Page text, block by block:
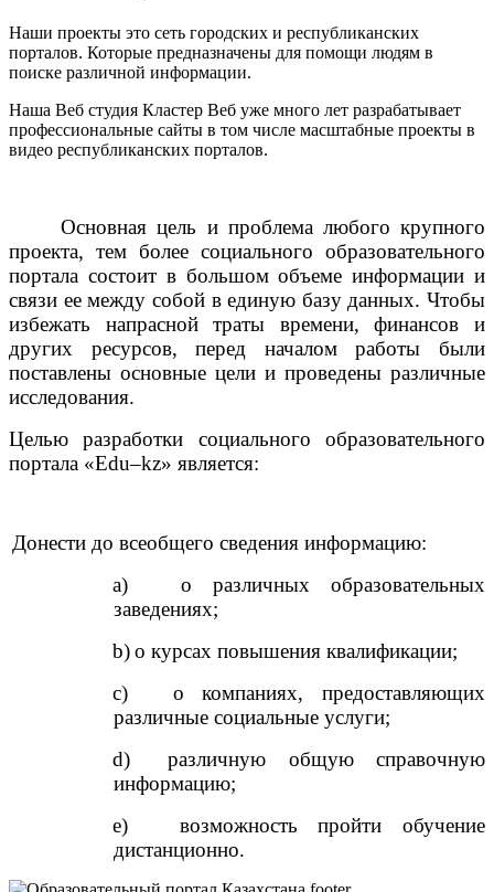
Наши проекты это сеть городских и республиканских
порталов. Которые предназначены для помощи людям в
поиске различной информации.
Наша Веб студия Кластер Веб уже много лет разрабатывает
профессиональные сайты в том числе масштабные проекты в
видео республиканских порталов.
Основная цель и проблема любого крупного
проекта, тем более социального образовательного
портала состоит в большом объеме информации и
связи ее между собой в единую базу данных. Чтобы
избежать напрасной траты времени, финансов и
других ресурсов, перед началом работы были
поставлены основные цели и проведены различные
исследования.
Целью разработки социального образовательного
портала «Edu–kz» является:
Донести до всеобщего сведения информацию:
a)
о различных образовательных
заведениях;
b)о курсах повышения квалификации;
c)
о компаниях, предоставляющих
различные социальные услуги;
d)
различную общую справочную
информацию;
e)
возможность пройти обучение
дистанционно.